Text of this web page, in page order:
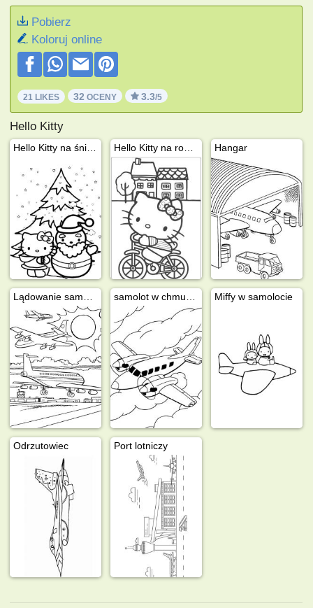
Pobierz
Koloruj online
21 LIKES 32 OCENY 3.3/5
Hello Kitty
Hangar
Miffy w samolocie
Odrzutowiec Port lotniczy